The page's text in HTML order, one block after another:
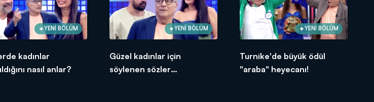
YENİ BÖLÜM
kadınlar
nasıl anlar?
YENİ BÖLÜM
Güzel kadınlar için
söylenen sözler
YENİ BÖLÜM
Turnike'de büyük ödül
"araba" heyecanı!